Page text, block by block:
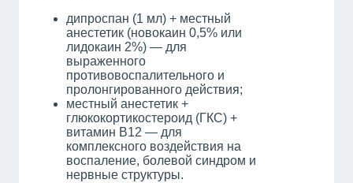
дипроспан (1 мл) + местный
анестетик (новокаин 0,5% или
лидокаин 2%) — для
выраженного
противовоспалительного и
пролонгированного действия;
местный анестетик +
глюкокортикостероид (ГКС) +
витамин В12 — для
комплексного воздействия на
воспаление, болевой синдром и
нервные структуры.